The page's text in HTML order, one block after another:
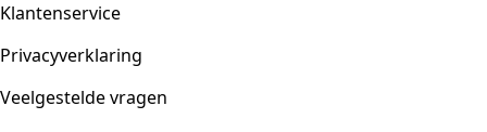
Klantenservice
Privacyverklaring
Veelgestelde vragen